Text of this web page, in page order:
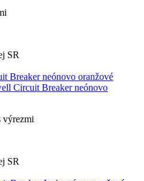
SR
Circuit Breaker neónovo
výrezmi
SR